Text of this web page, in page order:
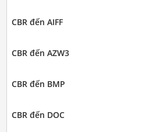
CBR đến AIFF
CBR đến AZW3
CBR đến BMP
CBR đến DOC